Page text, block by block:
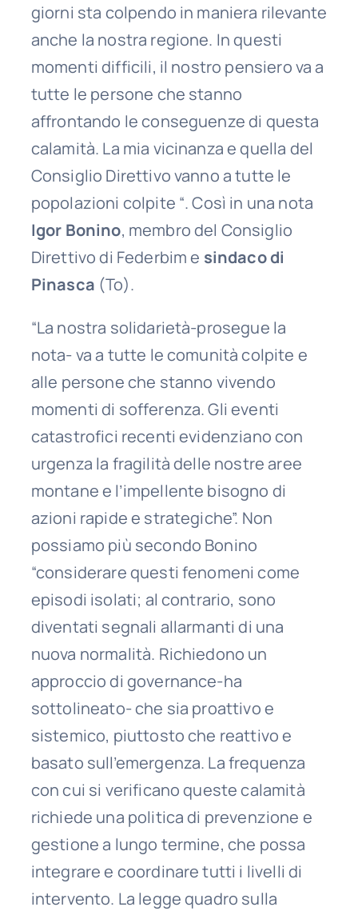
giorni sta colpendo in maniera rilevante
anche la nostra regione. In questi
momenti difficili, il nostro pensiero va a
tutte le persone che stanno
affrontando le conseguenze di questa
calamità. La mia vicinanza e quella del
Consiglio Direttivo vanno a tutte le
popolazioni colpite “. Così in una nota
Igor Bonino, membro del Consiglio
Direttivo di Federbim e sindaco di
Pinasca (To).
“La nostra solidarietà-prosegue la
nota- va a tutte le comunità colpite e
alle persone che stanno vivendo
momenti di sofferenza. Gli eventi
catastrofici recenti evidenziano con
urgenza la fragilità delle nostre aree
montane e l’impellente bisogno di
azioni rapide e strategiche”. Non
possiamo più secondo Bonino
“considerare questi fenomeni come
episodi isolati; al contrario, sono
diventati segnali allarmanti di una
nuova normalità. Richiedono un
approccio di governance-ha
sottolineato- che sia proattivo e
sistemico, piuttosto che reattivo e
basato sull’emergenza. La frequenza
con cui si verificano queste calamità
richiede una politica di prevenzione e
gestione a lungo termine, che possa
integrare e coordinare tutti i livelli di
intervento. La legge quadro sulla